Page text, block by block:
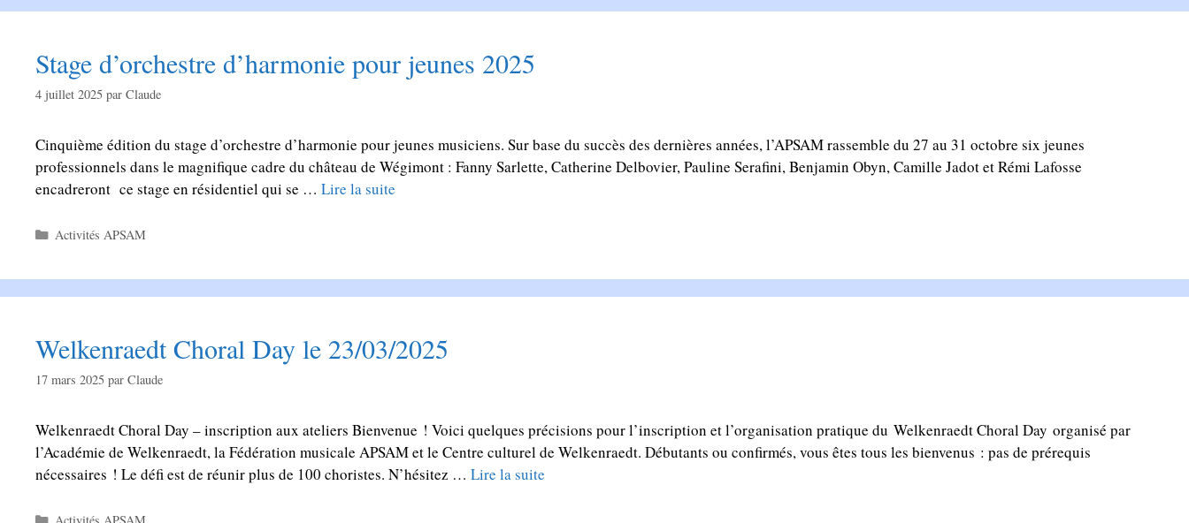
Stage d’orchestre d’harmonie pour jeunes 2025
4 juillet 2025 par Claude
Cinquième édition du stage d’orchestre d’harmonie pour jeunes musiciens. Sur base du succès des dernières années, l’APSAM rassemble du 27 au 31 octobre six jeunes
professionnels dans le magnifique cadre du château de Wégimont : Fanny Sarlette, Catherine Delbovier, Pauline Serafini, Benjamin Obyn, Camille Jadot et Rémi Lafosse
encadreront ce stage en résidentiel qui se … Lire la suite
Catégories
Activités APSAM
Welkenraedt Choral Day le 23/03/2025
17 mars 2025 par Claude
Welkenraedt Choral Day – inscription aux ateliers Bienvenue ! Voici quelques précisions pour l’inscription et l’organisation pratique du Welkenraedt Choral Day organisé par
l’Académie de Welkenraedt, la Fédération musicale APSAM et le Centre culturel de Welkenraedt. Débutants ou confirmés, vous êtes tous les bienvenus : pas de prérequis
nécessaires ! Le défi est de réunir plus de 100 choristes. N’hésitez … Lire la suite
Catégories